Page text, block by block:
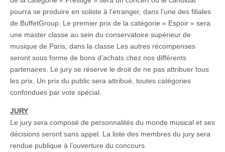
pourra se produire en soliste à l’etranger, dans l’une des filiales
de BuffetGroup. Le premier prix de la catégorie « Espoir » sera
une master classe au sein du conservatoire supérieur de
musique de Paris, dans la classe Les autres récompenses
seront sous forme de bons d’achats chez nos différents
partenaires. Le jury se réserve le droit de ne pas attribuer tous
les prix. Un prix du public sera attribué, toutes catégories
confondues par vote spécial.
JURY
Le jury sera composé de personnalités du monde musical et ses
décisions seront sans appel. La liste des membres du jury sera
rendue publique à l’ouverture du concours.